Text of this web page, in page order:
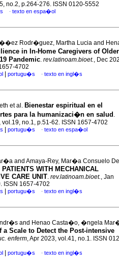
no.2, p.264-276. ISSN 0120-5552
· texto en espa�ol
Rodr�guez, Martha Lucia and
in In-Home Caregivers of Older
Pandemic. rev.latinoam.bioet., Dec
4702
portugu�s · texto en ingl�s
et al. Bienestar espiritual en el
para la humanizaci�n en salud .
vol.19, no.1, p.51-62. ISSN 1657-4702
portugu�s · texto en espa�ol
and Amaya-Rey, Mar�a Consuelo Del
WITH MECHANICAL
CARE UNIT. rev.latinoam.bioet., Jan
ISSN 1657-4702
portugu�s · texto en ingl�s
and Henao Casta�o, �ngela
Scale to Detect the Post-intensive
enferm, Apr 2023, vol.41, no.1. ISSN
portugu�s · texto en ingl�s